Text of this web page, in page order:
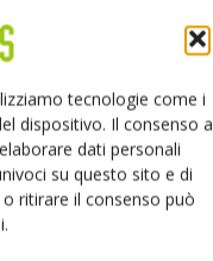
tecnologie come i
dispositivo. Il consenso a
dati personali
su questo sito e di
ritirare il consenso può
AI
di
essere
nel